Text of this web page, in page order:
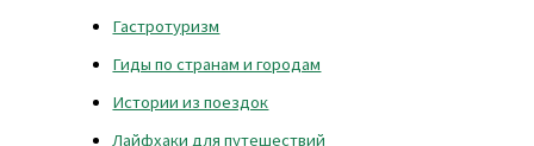
Гастротуризм
Гиды по странам и городам
Истории из поездок
Лайфхаки для путешествий